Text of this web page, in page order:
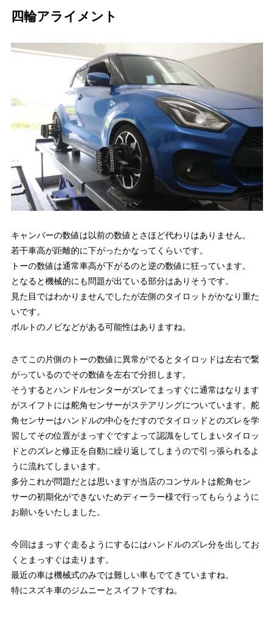
四輪アライメント
キャンバーの数値は以前の数値とさほど代わりはありません。
若干車高が距離的に下がったかなってくらいです。
トーの数値は通常車高が下がるのと逆の数値に狂っています。
となると機械的にも問題が出ている部分はありそうです。
見た目ではわかりませんでしたが左側のタイロットがかなり重た
いです。
ボルトのノビなどがある可能性はありますね。
さてこの片側のトーの数値に異常がでるとタイロッドは左右で繋
がっているのでその数値を左右で分担します。
そうするとハンドルセンターがズレてまっすぐに通常はなります
がスイフトには舵角センサーがステアリングについています。舵
角センサーはハンドルの中心をだすのでタイロッドとのズレを学
習してその位置がまっすぐですよって認識をしてしまいタイロッ
ドとのズレと修正を自動に繰り返してしまうので引っ張られるよ
うに流れてしまいます。
多分これが問題だとは思いますが当店のコンサルトは舵角セン
サーの初期化ができないためディーラー様で行ってもらうように
お願いをいたしました。
今回はまっすぐ走るようにするにはハンドルのズレ分を出してお
くとまっすぐは走ります。
最近の車は機械式のみでは難しい車もでてきていますね。
特にスズキ車のジムニーとスイフトですね。